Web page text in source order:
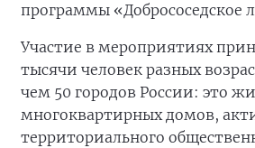
программы «Добрососедское
Участие в мероприятиях
тысячи человек разных
чем 50 городов России: это
многоквартирных домов,
территориального